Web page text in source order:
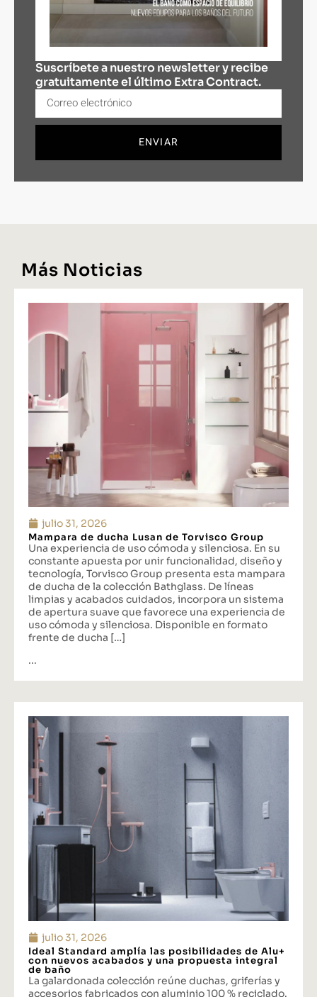
Suscríbete a nuestro newsletter y recibe
gratuitamente el último Extra Contract.
ENVIAR
Más Noticias
julio 31, 2026
Mampara de ducha Lusan de Torvisco Group
Una experiencia de uso cómoda y silenciosa. En su
constante apuesta por unir funcionalidad, diseño y
tecnología, Torvisco Group presenta esta mampara
de ducha de la colección Bathglass. De líneas
limpias y acabados cuidados, incorpora un sistema
de apertura suave que favorece una experiencia de
uso cómoda y silenciosa. Disponible en formato
frente de ducha […]
...
julio 31, 2026
Ideal Standard amplía las posibilidades de Alu+
con nuevos acabados y una propuesta integral
de baño
La galardonada colección reúne duchas, griferías y
accesorios fabricados con aluminio 100 % reciclado.